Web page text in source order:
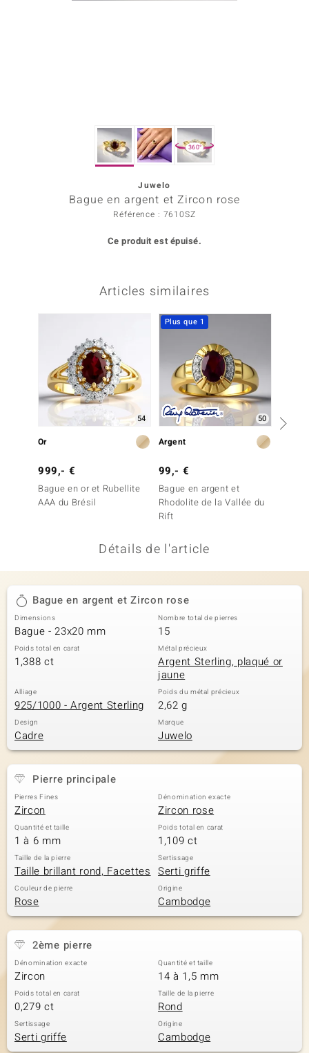
Collection
360°
Juwelo
Bague en argent et Zircon rose
Référence : 7610SZ
Ce produit est épuisé.
Articles similaires
54
Or
999,- €
Bague en or et Rubellite
AAA du Brésil
Plus que 1
50
Argent
99,- €
Bague en argent et
Rhodolite de la Vallée du
Rift
Détails de l'article
Bague en argent et Zircon rose
Dimensions
Bague - 23x20 mm
Nombre total de pierres
15
Poids total en carat
1,388 ct
Métal précieux
Argent Sterling, plaqué or
jaune
Alliage
925/1000 - Argent Sterling
Poids du métal précieux
2,62 g
Design
Cadre
Marque
Juwelo
Pierre principale
Pierres Fines
Zircon
Dénomination exacte
Zircon rose
Quantité et taille
1 à 6 mm
Poids total en carat
1,109 ct
Taille de la pierre
Taille brillant rond, Facettes
Sertissage
Serti griffe
Couleur de pierre
Rose
Origine
Cambodge
2ème pierre
Dénomination exacte
Zircon
Quantité et taille
14 à 1,5 mm
Poids total en carat
0,279 ct
Taille de la pierre
Rond
Sertissage
Serti griffe
Origine
Cambodge